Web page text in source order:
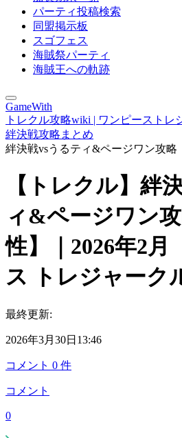
パーティ投稿検索
同盟掲示板
スゴフェス
海賊祭パーティ
海賊王への軌跡
GameWith
トレクル攻略wiki | ワンピーストレ
絆決戦攻略まとめ
絆決戦vsうるティ&ページワン攻略
【トレクル】絆
ィ&ページワン
性】｜2026年2月
ス トレジャーク
最終更新:
2026年3月30日13:46
コメント 0 件
コメント
0